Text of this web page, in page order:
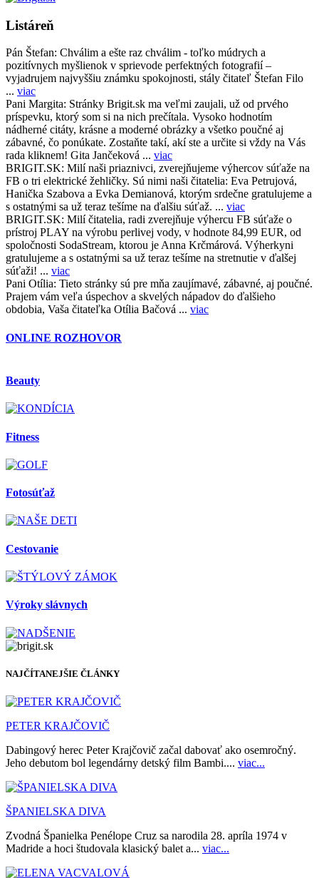
Listáreň
Pán Štefan: Chválim a ešte raz chválim - toľko múdrych a
pozitívnych myšlienok v sprievode perfektných fotografií –
vyjadrujem najvyššiu známku spokojnosti, stály čitateľ Štefan Filo
... viac
Pani Margita: Stránky Brigit.sk ma veľmi zaujali, už od prvého
príspevku, ktorý som si na nich prečítala. Vysoko hodnotím
nádherné citáty, krásne a moderné obrázky a všetko poučné aj
zábavné, čo ponúkate. Zostaňte takí, akí ste a určite si vždy na Vás
rada kliknem! Gita Jančeková ... viac
BRIGIT.SK: Milí naši priaznivci, zverejňujeme výhercov súťaže na
FB o tri elektrické žehličky. Sú nimi naši čitatelia: Eva Petrujová,
Hanička Szabova a Evka Demianová, ktorým srdečne gratulujeme a
s ostatnými sa už teraz tešíme na ďalšiu súťaž. ... viac
BRIGIT.SK: Milí čitatelia, radi zverejňuje výhercu FB súťaže o
prístroj PLAY na výrobu perlivej vody, v hodnote 84,99 EUR, od
spoločnosti SodaStream, ktorou je Anna Krčmárová. Výherkyni
gratulujeme a s ostatnými sa už teraz tešíme na stretnutie v ďalšej
súťaži! ... viac
Pani Otília: Tieto stránky sú pre mňa zaujímavé, zábavné, aj poučné.
Prajem vám veľa úspechov a skvelých nápadov do ďalšieho
obdobia, Vaša čitateľka Otília Bačová ... viac
ONLINE ROZHOVOR
Beauty
Fitness
Fotosúťaž
Cestovanie
Výroky slávnych
NAJČÍTANEJŠIE ČLÁNKY
PETER KRAJČOVIČ
Dabingový herec Peter Krajčovič začal dabovať ako osemročný.
Jeho debutom bol legendárny detský film Bambi.... viac...
ŠPANIELSKA DIVA
Zvodná Španielka Penélope Cruz sa narodila 28. apríla 1974 v
Madride a hoci študovala klasický balet a... viac...